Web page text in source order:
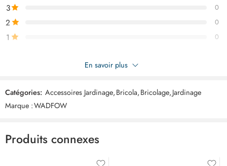
3 0
2 0
1 0
Soyez le premier à donner votre avis sur “WADFOW Foret tariere
300x800mm WDZ1A62-2”
Commentaires
Il n'y a pas encore de critiques.
En savoir plus
Catégories: Accessoires Jardinage,Bricola,Bricolage,Jardinage
Marque :WADFOW
Produits connexes